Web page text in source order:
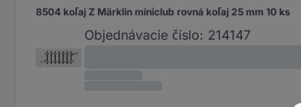
8504 koľaj Z Märklin miniclub rovná koľaj 25 mm 10 ks
Objednávacie číslo: 214147